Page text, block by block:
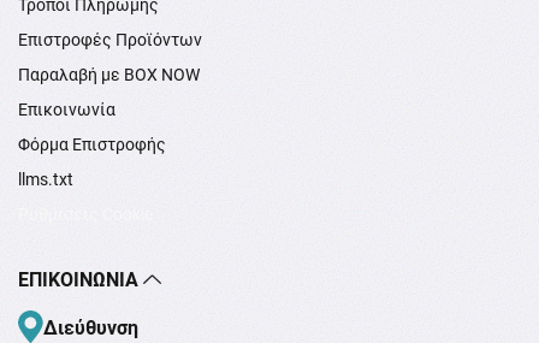
Τρόποι Πληρωμής
Επιστροφές Προϊόντων
Παραλαβή με BOX NOW
Επικοινωνία
Φόρμα Επιστροφής
llms.txt
ΕΠΙΚΟΙΝΩΝΊΑ
Διεύθυνση